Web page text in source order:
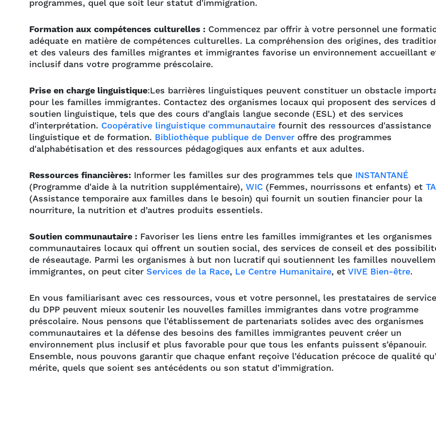
programmes, quel que soit leur statut d'immigration.
Formation aux compétences culturelles : Commencez par offrir à votre personnel une
adéquate en matière de compétences culturelles. La compréhension des origines, des
et des valeurs des familles migrantes et immigrantes favorise un environnement accueillant
inclusif dans votre programme préscolaire.
Prise en charge linguistique:Les barrières linguistiques peuvent constituer un obstacle
pour les familles immigrantes. Contactez des organismes locaux qui proposent des services
soutien linguistique, tels que des cours d'anglais langue seconde (ESL) et des services
d'interprétation. Coopérative linguistique communautaire fournit des ressources d'assistance
linguistique et de formation. Bibliothèque publique de Denver offre des programmes
d'alphabétisation et des ressources pédagogiques aux enfants et aux adultes.
Ressources financières: Informer les familles sur des programmes tels que INSTANTANÉ
(Programme d'aide à la nutrition supplémentaire), WIC (Femmes, nourrissons et enfants) et
(Assistance temporaire aux familles dans le besoin) qui fournit un soutien financier pour la
nourriture, la nutrition et d’autres produits essentiels.
Soutien communautaire : Favoriser les liens entre les familles immigrantes et les organismes
communautaires locaux qui offrent un soutien social, des services de conseil et des
de réseautage. Parmi les organismes à but non lucratif qui soutiennent les familles
immigrantes, on peut citer Services de la Race, Le Centre Humanitaire, et VIVE Bien-être.
En vous familiarisant avec ces ressources, vous et votre personnel, les prestataires de
du DPP peuvent mieux soutenir les nouvelles familles immigrantes dans votre programme
préscolaire. Nous pensons que l’établissement de partenariats solides avec des organismes
communautaires et la défense des besoins des familles immigrantes peuvent créer un
environnement plus inclusif et plus favorable pour que tous les enfants puissent s’épanouir.
Ensemble, nous pouvons garantir que chaque enfant reçoive l’éducation précoce de qualité
mérite, quels que soient ses antécédents ou son statut d’immigration.